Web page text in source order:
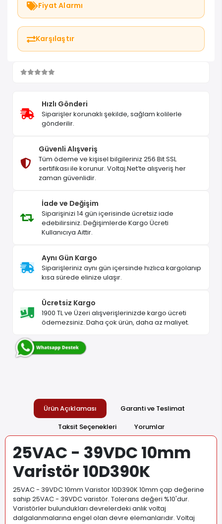
Fiyat Alarmı
Karşılaştır
Hızlı Gönderi
Siparişler korunaklı şekilde, sağlam kolilerle
gönderilir.
Güvenli Alışveriş
Tüm ödeme ve kişisel bilgileriniz 256 Bit SSL
sertifikası ile korunur. Voltaj.Net’te alışveriş her
zaman güvenlidir.
İade ve Değişim
Siparişinizi 14 gün içerisinde ücretsiz iade
edebilirsiniz. Değişimlerde Kargo Ücreti
Kullanıcıya Aittir.
Aynı Gün Kargo
Siparişleriniz aynı gün içersinde hızlıca kargolanıp
kısa sürede elinize ulaşır.
Ücretsiz Kargo
1900 TL ve Üzeri alışverişlerinizde kargo ücreti
ödemezsiniz. Daha çok ürün, daha az maliyet.
Ürün Açıklaması
Garanti ve Teslimat
Taksit Seçenekleri
Yorumlar
25VAC - 39VDC 10mm
Varistör 10D390K
25VAC - 39VDC 10mm Varistor 10D390K 10mm çap değerine
sahip 25VAC - 39VDC varistör. Tolerans değeri %10'dur.
Varistörler bulundukları devrelerdeki anlık voltaj
dalgalanmalarına engel olan devre elemanlarıdır. Voltaj